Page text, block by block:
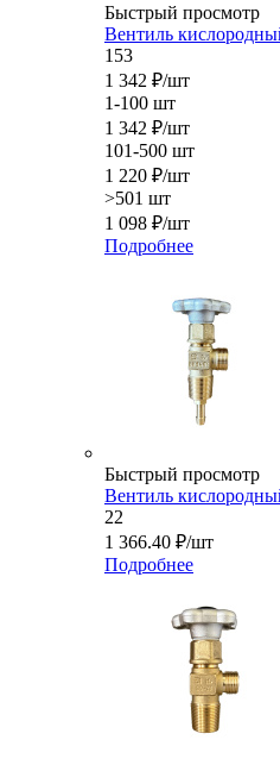
Быстрый просмотр
Вентиль
153
1 342 ₽/шт
1-100 шт
1 342 ₽/шт
101-500 шт
1 220 ₽/шт
>501 шт
1 098 ₽/шт
Подробнее
Быстрый просмотр
Вентиль
22
1 366.40 ₽/шт
Подробнее